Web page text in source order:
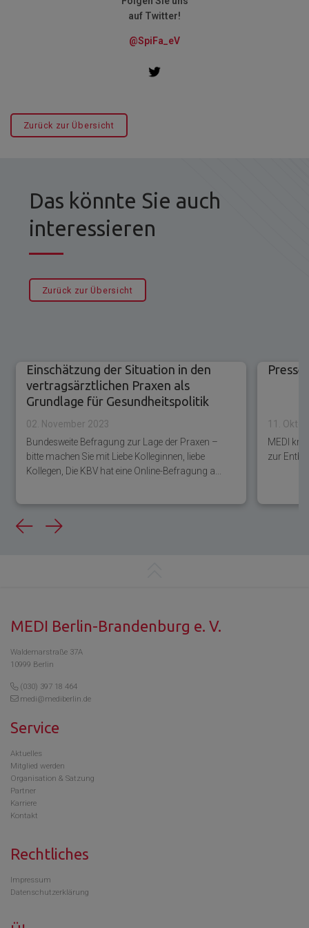
Zurück zur Übersicht
auf Twitter!
@SpiFa_eV
Das könnte Sie auch
interessieren
Zurück zur Übersicht
Einschätzung der Situation in den
vertragsärztlichen Praxen als
Grundlage für Gesundheitspolitik
02. November 2023
Bundesweite Befragung zur Lage der Praxen –
bitte machen Sie mit Liebe Kolleginnen, liebe
Kollegen, Die KBV hat eine Online-Befragung a...
11.
MEDI
zur
Previous
Next
MEDI Berlin-Brandenburg e. V.
Waldemarstraße 37A
10999 Berlin
(030) 397 18 464
medi@mediberlin.de
Service
Aktuelles
Mitglied werden
Organisation & Satzung
Partner
Karriere
Kontakt
Rechtliches
Impressum
Datenschutzerklärung